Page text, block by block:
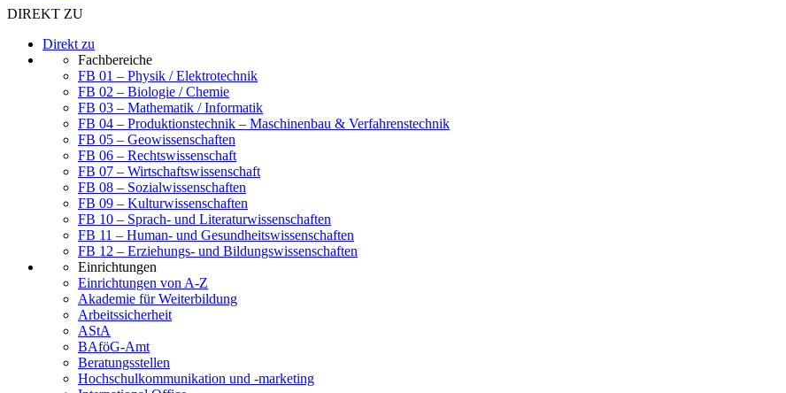
DIREKT ZU
Direkt zu
Fachbereiche
FB 01 – Physik / Elektrotechnik
FB 02 – Biologie / Chemie
FB 03 – Mathematik / Informatik
FB 04 – Produktionstechnik – Maschinenbau & Verfahrenstechnik
FB 05 – Geowissenschaften
FB 06 – Rechtswissenschaft
FB 07 – Wirtschaftswissenschaft
FB 08 – Sozialwissenschaften
FB 09 – Kulturwissenschaften
FB 10 – Sprach- und Literaturwissenschaften
FB 11 – Human- und Gesundheitswissenschaften
FB 12 – Erziehungs- und Bildungswissenschaften
Einrichtungen
Einrichtungen von A-Z
Akademie für Weiterbildung
Arbeitssicherheit
AStA
BAföG-Amt
Beratungsstellen
Hochschulkommunikation und -marketing